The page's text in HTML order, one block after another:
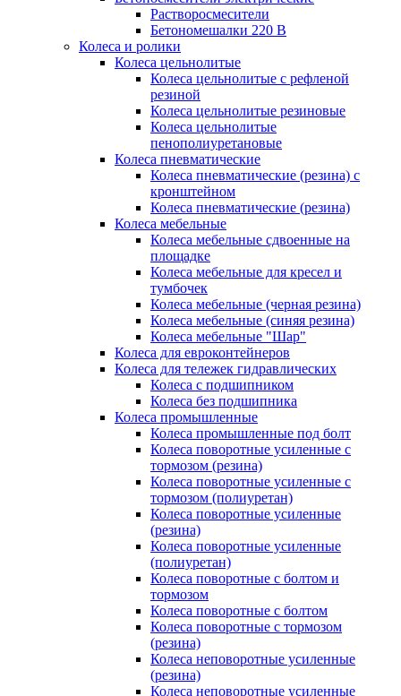
Растворосмесители
Бетономешалки 220 В
Колеса и ролики
Колеса цельнолитые
Колеса цельнолитые с рефленой
резиной
Колеса цельнолитые резиновые
Колеса цельнолитые
пенополиуретановые
Колеса пневматические
Колеса пневматические (резина) с
кронштейном
Колеса пневматические (резина)
Колеса мебельные
Колеса мебельные сдвоенные на
площадке
Колеса мебельные для кресел и
тумбочек
Колеса мебельные (черная резина)
Колеса мебельные (синяя резина)
Колеса мебельные "Шар"
Колеса для евроконтейнеров
Колеса для тележек гидравлических
Колеса с подшипником
Колеса без подшипника
Колеса промышленные
Колеса промышленные под болт
Колеса поворотные усиленные с
тормозом (резина)
Колеса поворотные усиленные с
тормозом (полиуретан)
Колеса поворотные усиленные
(резина)
Колеса поворотные усиленные
(полиуретан)
Колеса поворотные с болтом и
тормозом
Колеса поворотные с болтом
Колеса поворотные c тормозом
(резина)
Колеса неповоротные усиленные
(резина)
Колеса неповоротные усиленные